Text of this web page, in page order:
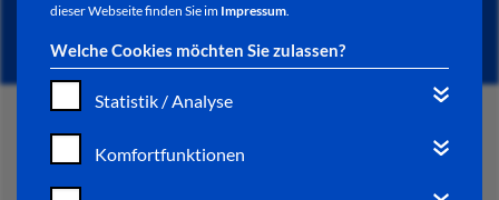
dieser Webseite finden Sie im Impressum.
Welche Cookies möchten Sie zulassen?
Statistik / Analyse
Komfortfunktionen
START